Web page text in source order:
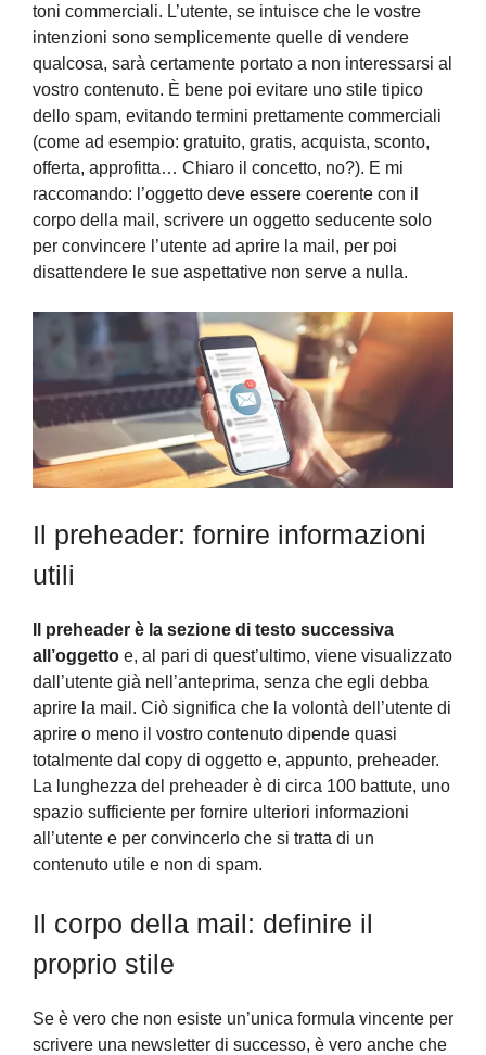
toni commerciali. L’utente, se intuisce che le vostre
intenzioni sono semplicemente quelle di vendere
qualcosa, sarà certamente portato a non interessarsi al
vostro contenuto. È bene poi evitare uno stile tipico
dello spam, evitando termini prettamente commerciali
(come ad esempio: gratuito, gratis, acquista, sconto,
offerta, approfitta… Chiaro il concetto, no?). E mi
raccomando: l’oggetto deve essere coerente con il
corpo della mail, scrivere un oggetto seducente solo
per convincere l’utente ad aprire la mail, per poi
disattendere le sue aspettative non serve a nulla.
Il preheader: fornire informazioni
utili
Il preheader è la sezione di testo successiva
all’oggetto e, al pari di quest’ultimo, viene visualizzato
dall’utente già nell’anteprima, senza che egli debba
aprire la mail. Ciò significa che la volontà dell’utente di
aprire o meno il vostro contenuto dipende quasi
totalmente dal copy di oggetto e, appunto, preheader.
La lunghezza del preheader è di circa 100 battute, uno
spazio sufficiente per fornire ulteriori informazioni
all’utente e per convincerlo che si tratta di un
contenuto utile e non di spam.
Il corpo della mail: definire il
proprio stile
Se è vero che non esiste un’unica formula vincente per
scrivere una newsletter di successo, è vero anche che